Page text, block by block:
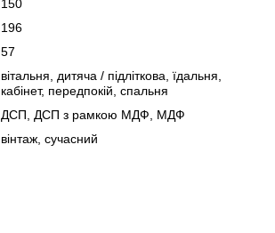
150
196
57
вітальня, дитяча / підліткова, їдальня,
кабінет, передпокій, спальня
ДСП, ДСП з рамкою МДФ, МДФ
вінтаж, сучасний